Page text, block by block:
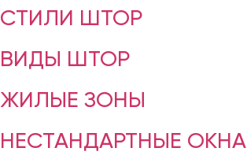
СТИЛИ ШТОР
ВИДЫ ШТОР
ЖИЛЫЕ ЗОНЫ
НЕСТАНДАРТНЫЕ ОКНА